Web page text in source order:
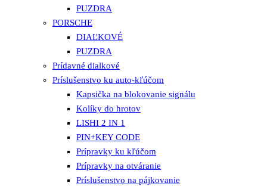
PUZDRA
PORSCHE
DIAĽKOVÉ
PUZDRA
Prídavné dialkové
Príslušenstvo ku auto-kľúčom
Kapsička na blokovanie signálu
Kolíky do hrotov
LISHI 2 IN 1
PIN+KEY CODE
Prípravky ku kľúčom
Prípravky na otváranie
Príslušenstvo na pájkovanie